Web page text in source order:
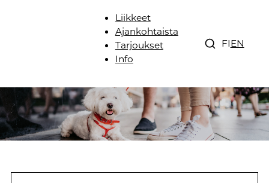
Liikkeet
Ajankohtaista
Tarjoukset
Info
FIEN